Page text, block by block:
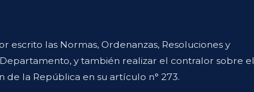
escrito las Normas, Ordenanzas, Resoluciones y
y también realizar el contralor sobre el
de la República en su artículo n° 273.